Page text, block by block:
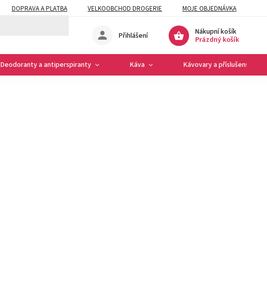
DOPRAVA A PLATBA VELKOOBCHOD DROGERIE MOJE OBJEDNÁVKA
Nákupní košík
Prázdný košík
Přihlášení
Deodoranty a antiperspiranty Káva Kávovary a příslušenství